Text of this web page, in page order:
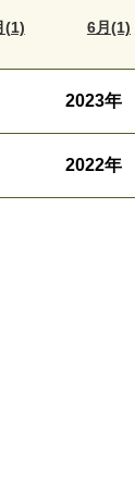
(1) 6月(1)
2023年
2022年